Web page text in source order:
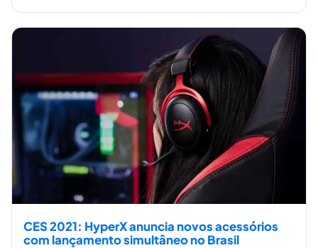
CES 2021: HyperX anuncia novos acessórios
com lançamento simultâneo no Brasil